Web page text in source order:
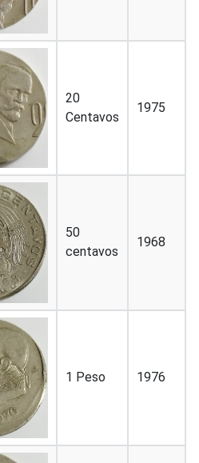
20
Centavos
1975
50
centavos
1968
1 Peso 1976